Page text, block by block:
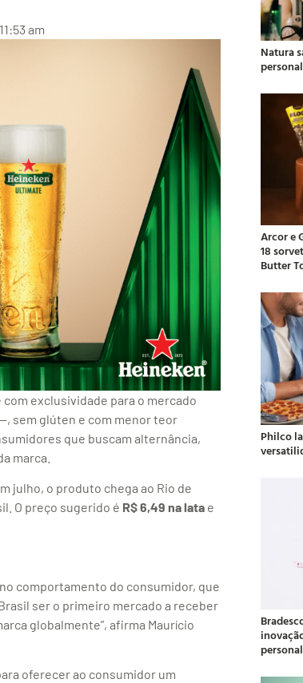
11:53 am
exclusividade para o mercado
sem glúten e com menor teor
que buscam alternância,
marca.
julho, o produto chega ao Rio de
O preço sugerido é R$ 6,49 na lata e
comportamento do consumidor, que
ser o primeiro mercado a receber
globalmente”, afirma Maurício
oferecer ao consumidor um
Natura
Arcor e
18
Butter
Philco